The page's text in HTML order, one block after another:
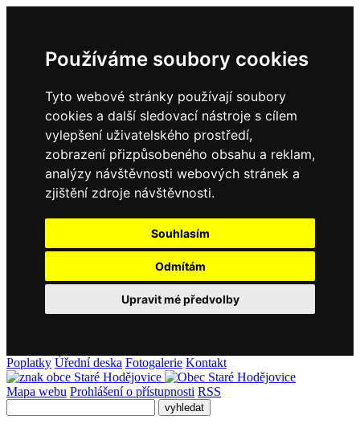
Používáme soubory cookies
Tyto webové stránky používají soubory
cookies a další sledovací nástroje s cílem
vylepšení uživatelského prostředí,
zobrazení přizpůsobeného obsahu a reklam,
analýzy návštěvnosti webových stránek a
zjištění zdroje návštěvnosti.
Souhlasím
Odmítám
Upravit mé předvolby
Poplatky Úřední deska Fotogalerie Kontakt
Mapa webu Prohlášení o přístupnosti RSS